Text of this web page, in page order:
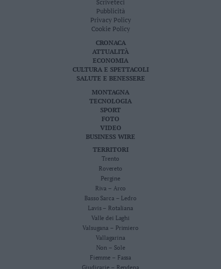
Scriveteci
Pubblicità
Privacy Policy
Cookie Policy
CRONACA
ATTUALITÀ
ECONOMIA
CULTURA E SPETTACOLI
SALUTE E BENESSERE
MONTAGNA
TECNOLOGIA
SPORT
FOTO
VIDEO
BUSINESS WIRE
TERRITORI
Trento
Rovereto
Pergine
Riva – Arco
Basso Sarca – Ledro
Lavis – Rotaliana
Valle dei Laghi
Valsugana – Primiero
Vallagarina
Non – Sole
Fiemme – Fassa
Giudicarie – Rendena